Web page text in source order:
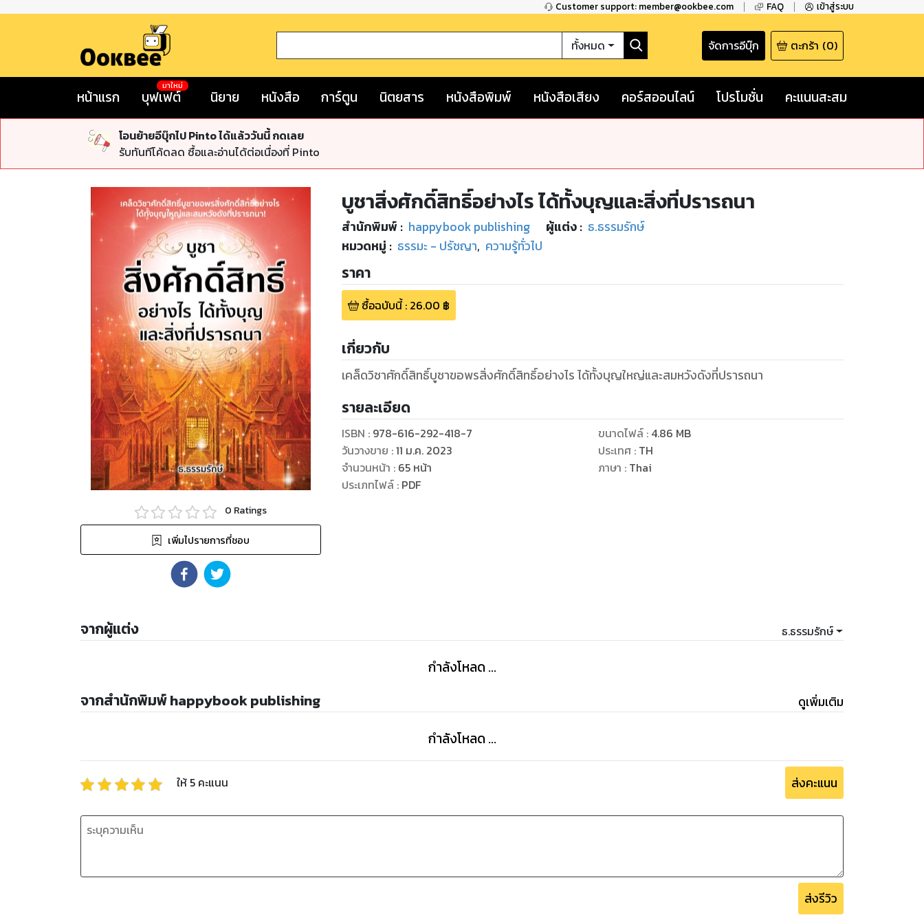
Customer support: member@ookbee.com FAQ เข้าสู่ระบบ
ทั้งหมด จัดการอีบุ๊ก ตะกร้า (0)
หน้าแรก บุฟเฟต์
มาใหม่
นิยาย หนังสือ การ์ตูน นิตยสาร หนังสือพิมพ์ หนังสือเสียง คอร์สออนไลน์ โปรโมชั่น คะแนนสะสม
โอนย้ายอีบุ๊กไป Pinto ได้แล้ววันนี้ กดเลย
รับทันทีโค้ดลด ซื้อและอ่านได้ต่อเนื่องที่ Pinto
0 Ratings
เพิ่มไปรายการที่ชอบ
บูชาสิ่งศักดิ์สิทธิ์อย่างไร ได้ทั้งบุญและสิ่งที่ปรารถนา
สำนักพิมพ์ : happybook publishing ผู้แต่ง : ธ.ธรรมรักษ์
หมวดหมู่ : ธรรมะ - ปรัชญา, ความรู้ทั่วไป
ราคา
ซื้อฉบับนี้: 26.00 ฿
เกี่ยวกับ
เคล็ดวิชาศักดิ์สิทธิ์บูชาขอพรสิ่งศักดิ์สิทธิ์อย่างไร ได้ทั้งบุญใหญ่และสมหวังดังที่ปรารถนา
รายละเอียด
ISBN : 978-616-292-418-7
วันวางขาย :11 ม.ค. 2023
จำนวนหน้า : 65 หน้า
ประเภทไฟล์: PDF
ขนาดไฟล์: 4.86 MB
ประเทศ : TH
ภาษา : Thai
จากผู้แต่ง ธ.ธรรมรักษ์
กำลังโหลด ...
จากสำนักพิมพ์ happybook publishing ดูเพิ่มเติม
กำลังโหลด ...
ให้ 5 คะแนน ส่งคะแนน
ส่งรีวิว